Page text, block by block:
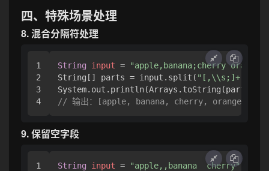
四、特殊场景处理
8. 混合分隔符处理
1
2
3
String input = "apple,banana;cherry orange"
String[] parts = input.split( "[,\\s;]+"
// 输出：[apple, banana, cherry, orange]
9. 保留空字段
1
String input = "apple,,banana  cherry";